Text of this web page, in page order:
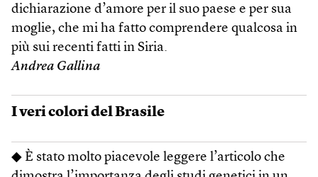
dichiarazione d’amore per il suo paese e per sua
moglie, che mi ha fatto comprendere qualcosa in
più sui recenti fatti in Siria.
Andrea Gallina
I veri colori del Brasile
◆ È stato molto piacevole leggere l’articolo che